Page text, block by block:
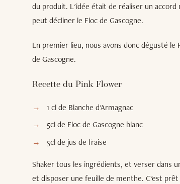
du produit. L'idée était de réaliser un
peut décliner le Floc de Gascogne.
En premier lieu, nous avons donc dégusté le
de Gascogne.
Recette du Pink Flower
1 cl de Blanche d'Armagnac
5cl de Floc de Gascogne blanc
5cl de jus de fraise
Shaker tous les ingrédients, et verser dans
et disposer une feuille de menthe. C'est prêt